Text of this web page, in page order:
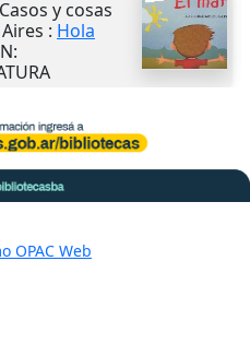
y cosas
: Hola
OPAC Web